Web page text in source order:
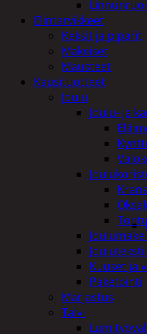
Elintarvikkeet
Keksit ja piparit
Makeiset
Mausteet
Kausituotteet
Joulu
Joulu- ja
Kuuset ja
Paketointi
Marjastus
Talvi